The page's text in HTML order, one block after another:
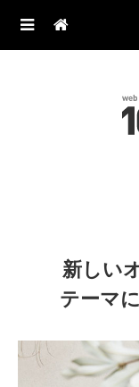
新しい
テーマ